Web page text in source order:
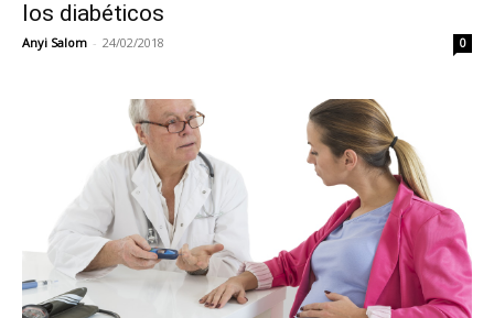
los diabéticos
Anyi Salom - 24/02/2018 0